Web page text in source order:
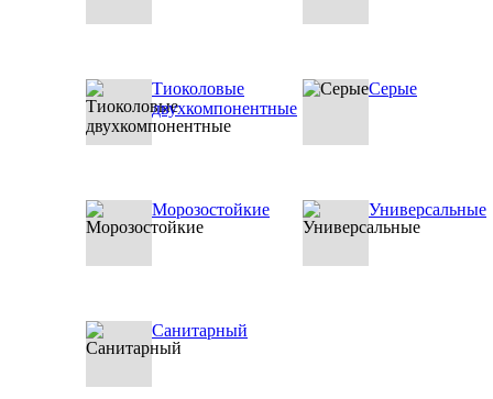
Тиоколовые
двухкомпонентные
Серые
Морозостойкие Универсальные
Санитарный